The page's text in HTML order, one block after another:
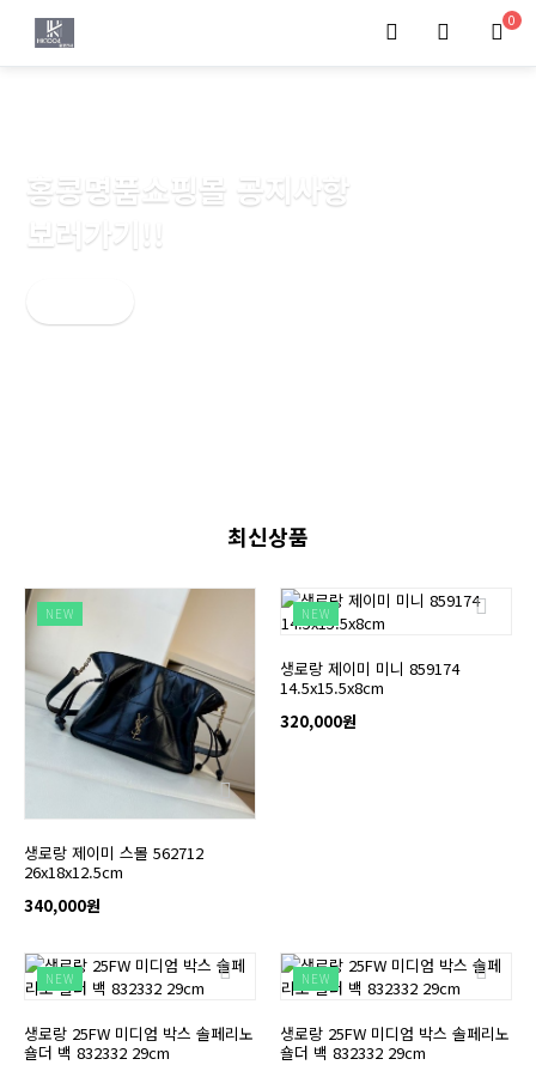
0
홍콩명품쇼핑몰 공지사항
보러가기!!
최신상품
NEW
생로랑 제이미 스몰 562712
26x18x12.5cm
340,000원
NEW
생로랑 제이미 미니 859174
14.5x15.5x8cm
320,000원
NEW
생로랑 25FW 미디엄 박스 솔페리노
숄더 백 832332 29cm
NEW
생로랑 25FW 미디엄 박스 솔페리노
숄더 백 832332 29cm